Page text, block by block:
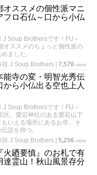
オススメの個性派マニ
ロ石仏～口から小仏
J Soup Brothersです！FU～
オススメのちょっと個性派の
ました。
目 J Soup Brothers
7,578 view
能寺の変・明智光秀伝
ら小仏出る空也上人
J Soup Brothersです！FU～
区、愛宕神社のある愛宕山下
いえる場所にあるお寺。そ
説を持つ。
目 J Soup Brothers
5,256 view
火廼要慎』のお札で有
達霊山！秋山風景存分